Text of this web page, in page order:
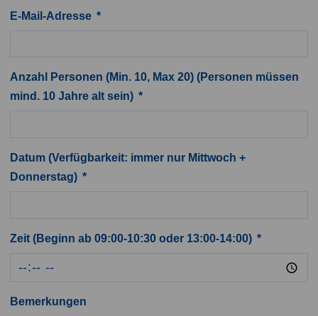
E-Mail-Adresse
Anzahl Personen (Min. 10, Max 20) (Personen müssen
mind. 10 Jahre alt sein)
Datum (Verfügbarkeit: immer nur Mittwoch +
Donnerstag)
Zeit (Beginn ab 09:00-10:30 oder 13:00-14:00)
Bemerkungen